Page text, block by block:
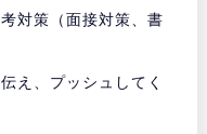
対策（面接対策、書
え、プッシュしてく